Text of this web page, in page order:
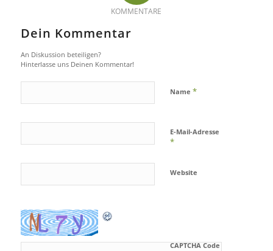
KOMMENTARE
Dein Kommentar
An Diskussion beteiligen?
Hinterlasse uns Deinen Kommentar!
Name *
E-Mail-Adresse
*
Website
CAPTCHA Code